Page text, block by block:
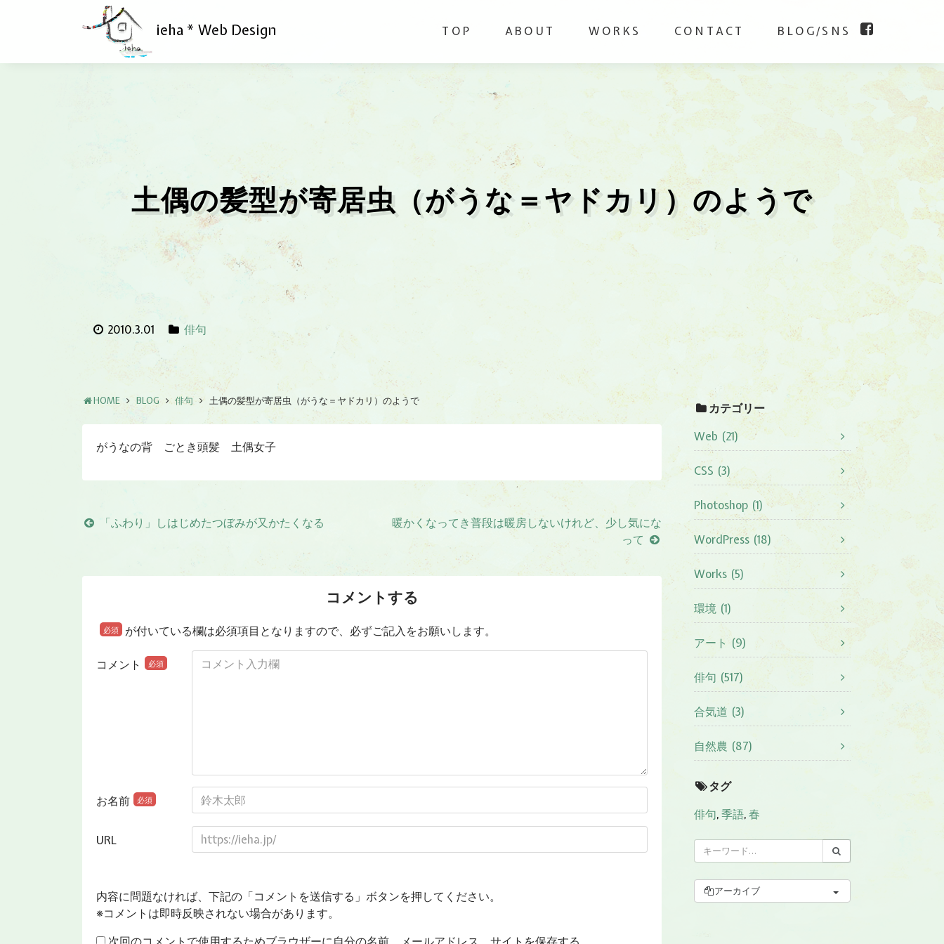
ieha * Web Design TOP ABOUT WORKS CONTACT BLOG/SNS
土偶の髪型が寄居虫（がうな＝ヤドカリ）のようで
2010.3.01 俳句
HOME BLOG 俳句 土偶の髪型が寄居虫（がうな＝ヤドカリ）のようで
がうなの背 ごとき頭髪 土偶女子
「ふわり」しはじめたつぼみが又かたくなる
暖かくなってき普段は暖房しないけれど、少し気にな
って
コメントする
必須 が付いている欄は必須項目となりますので、必ずご記入をお願いします。
コメント 必須
お名前 必須
URL
内容に問題なければ、下記の「コメントを送信する」ボタンを押してください。
※コメントは即時反映されない場合があります。
カテゴリー
Web (21)
CSS (3)
Photoshop (1)
WordPress (18)
Works (5)
環境 (1)
アート (9)
俳句 (517)
合気道 (3)
自然農 (87)
タグ
俳句,季語,春
アーカイブ